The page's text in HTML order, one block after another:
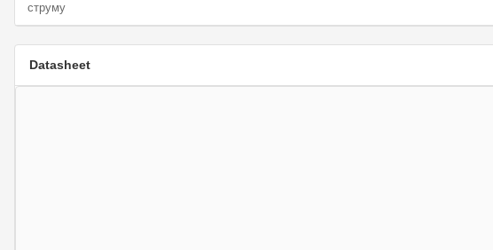
струму
Datasheet